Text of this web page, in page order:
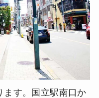
ます。国立駅南口か